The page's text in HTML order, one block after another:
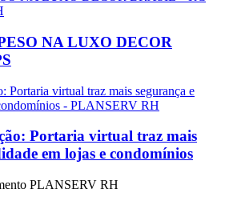
NA LUXO DECOR
Portaria virtual traz mais
em lojas e condomínios